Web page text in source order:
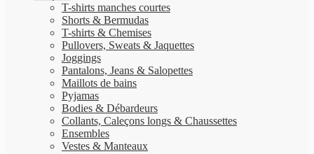
T-shirts manches courtes
Shorts & Bermudas
T-shirts & Chemises
Pullovers, Sweats & Jaquettes
Joggings
Pantalons, Jeans & Salopettes
Maillots de bains
Pyjamas
Bodies & Débardeurs
Collants, Caleçons longs & Chaussettes
Ensembles
Vestes & Manteaux